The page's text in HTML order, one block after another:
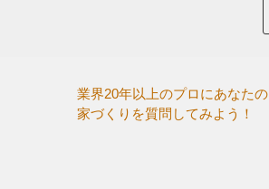
業界20年以上のプロにあなたの
家づくりを質問してみよう！